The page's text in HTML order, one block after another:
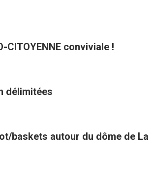
CITOYENNE conviviale !
délimitées
baskets autour du dôme de La